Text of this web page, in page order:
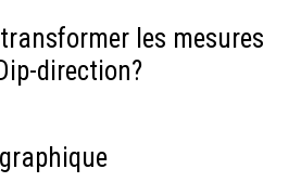
les mesures
direction?